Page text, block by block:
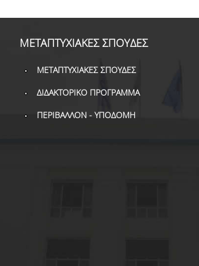
ΜΕΤΑΠΤΥΧΙΑΚΕΣ ΣΠΟΥΔΕΣ
ΜΕΤΑΠΤΥΧΙΑΚΕΣ ΣΠΟΥΔΕΣ
ΔΙΔΑΚΤΟΡΙΚΟ ΠΡΟΓΡΑΜΜΑ
ΠΕΡΙΒΑΛΛΟΝ - ΥΠΟΔΟΜΗ